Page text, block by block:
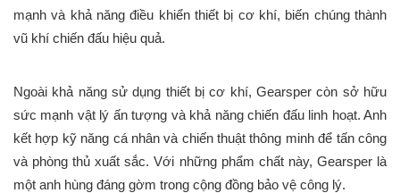
mạnh và khả năng điều khiển thiết bị cơ khí, biến chúng thành
vũ khí chiến đấu hiệu quả.
Ngoài khả năng sử dụng thiết bị cơ khí, Gearsper còn sở hữu
sức mạnh vật lý ấn tượng và khả năng chiến đấu linh hoạt. Anh
kết hợp kỹ năng cá nhân và chiến thuật thông minh để tấn công
và phòng thủ xuất sắc. Với những phẩm chất này, Gearsper là
một anh hùng đáng gờm trong cộng đồng bảo vệ công lý.